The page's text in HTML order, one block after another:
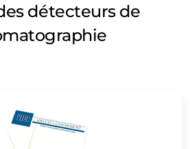
détecteurs de